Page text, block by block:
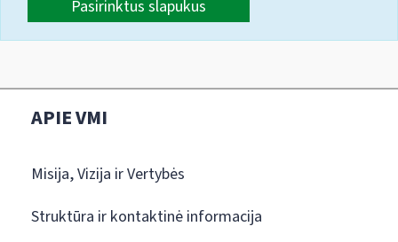
Pasirinktus slapukus
APIE VMI
Misija, Vizija ir Vertybės
Struktūra ir kontaktinė informacija